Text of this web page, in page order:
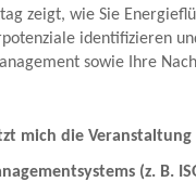
zeigt, wie Sie
identifizieren
sowie Ihre
mich die Veranstaltung
(z. B.